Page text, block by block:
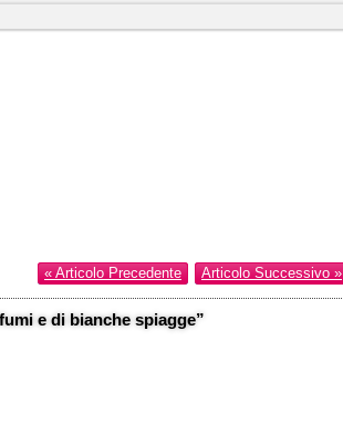
« Articolo Precedente Articolo Successivo »
e di bianche spiagge”